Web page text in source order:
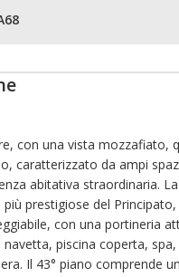
con una vista mozzafiato,
caratterizzato da ampi
abitativa straordinaria.
più prestigiose del
con una portineria
navetta, piscina coperta,
Il 43° piano comprende